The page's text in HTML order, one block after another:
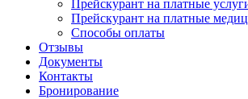
Прейскурант на платные
Прейскурант на платные
Способы оплаты
Отзывы
Документы
Контакты
Бронирование